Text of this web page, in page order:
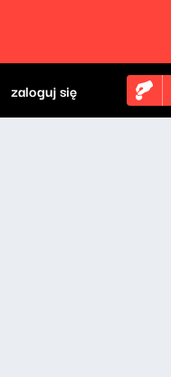
zaloguj się